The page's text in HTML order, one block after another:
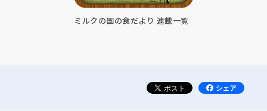
ミルクの国の食だより 連載一覧